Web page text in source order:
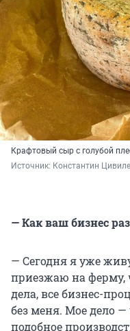
Крафтовый сыр с голубой
Источник: Константин
— Как ваш бизнес
— Сегодня я уже
приезжаю на ферму,
дела, все бизнес-
без меня. Мое дело
подобное